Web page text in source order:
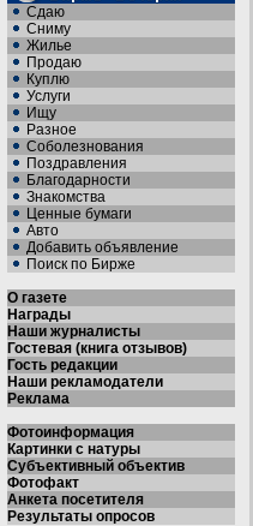
Сдаю
Сниму
Жилье
Продаю
Куплю
Услуги
Ищу
Разное
Соболезнования
Поздравления
Благодарности
Знакомства
Ценные бумаги
Авто
Добавить объявление
Поиск по Бирже
О газете
Награды
Наши журналисты
Гостевая (книга отзывов)
Гость редакции
Наши рекламодатели
Реклама
Фотоинформация
Картинки с натуры
Субъективный объектив
Фотофакт
Анкета посетителя
Результаты опросов